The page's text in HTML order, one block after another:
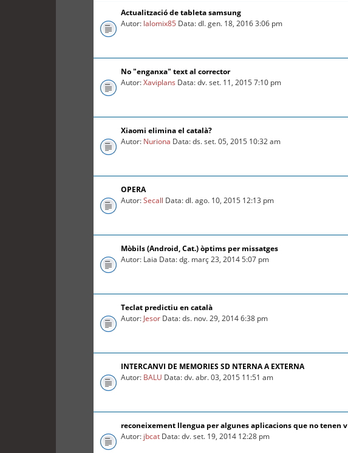
Actualització de tableta samsung
Autor: lalomix85 Data: dl. gen. 18, 2016 3:06 pm
No "enganxa" text al corrector
Autor:Xaviplans Data: dv. set. 11, 2015 7:10 pm
Xiaomi elimina el català?
Autor: Nuriona Data: ds. set. 05, 2015 10:32 am
OPERA
Autor:Secall Data: dl. ago. 10, 2015 12:13 pm
Mòbils (Android, Cat.) òptims per missatges
Autor: Laia Data: dg. març 23, 2014 5:07 pm
Teclat predictiu en català
Autor: Jesor Data: ds. nov. 29, 2014 6:38 pm
INTERCANVI DE MEMORIES SD NTERNA A EXTERNA
Autor: BALU Data: dv. abr. 03, 2015 11:51 am
reconeixement llengua per algunes aplicacions que no tenen v
Autor: jbcat Data: dv. set. 19, 2014 12:28 pm